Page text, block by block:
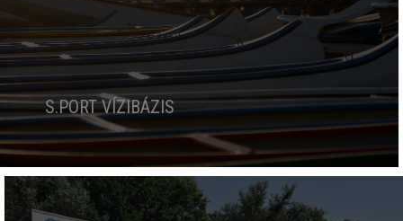
S.PORT VÍZIBÁZIS